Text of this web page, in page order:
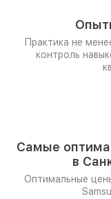
Практика не
контроль
Самые
в
Оптимальные